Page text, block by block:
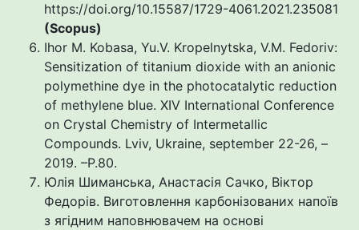
https://doi.org/10.15587/1729-4061.2021.235081
(Scopus)
Ihor M. Kobasa, Yu.V. Kropelnytska, V.M. Fedoriv:
Sensitization of titanium dioxide with an anionic
polymethine dye in the photocatalytic reduction
of methylene blue. XIV International Conference
on Crystal Chemistry of Intermetallic
Compounds. Lviv, Ukraine, september 22-26, –
2019. –P.80.
Юлія Шиманська, Анастасія Сачко, Віктор
Федорів. Виготовлення карбонізованих напоїв
з ягідним наповнювачем на основі